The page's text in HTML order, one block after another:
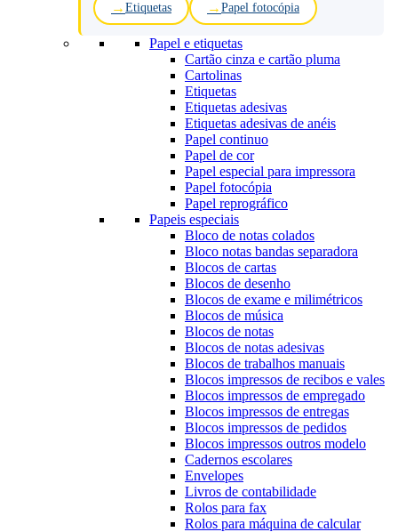
Etiquetas Papel fotocópia
Papel e etiquetas
Cartão cinza e cartão pluma
Cartolinas
Etiquetas
Etiquetas adesivas
Etiquetas adesivas de anéis
Papel continuo
Papel de cor
Papel especial para impressora
Papel fotocópia
Papel reprográfico
Papeis especiais
Bloco de notas colados
Bloco notas bandas separadora
Blocos de cartas
Blocos de desenho
Blocos de exame e milimétricos
Blocos de música
Blocos de notas
Blocos de notas adesivas
Blocos de trabalhos manuais
Blocos impressos de recibos e vales
Blocos impressos de empregado
Blocos impressos de entregas
Blocos impressos de pedidos
Blocos impressos outros modelo
Cadernos escolares
Envelopes
Livros de contabilidade
Rolos para fax
Rolos para máquina de calcular